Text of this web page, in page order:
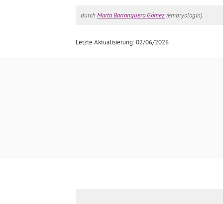
durchMarta Barranquero Gómez(embryologin).
Letzte Aktualisierung: 02/06/2026